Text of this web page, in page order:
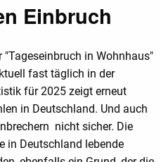
Einbruch
"Tageseinbruch in Wohnhaus"
fast täglich in der
für 2025 zeigt erneut
in Deutschland. Und auch
nicht sicher. Die
in Deutschland lebende